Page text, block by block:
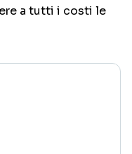
a tutti i costi le